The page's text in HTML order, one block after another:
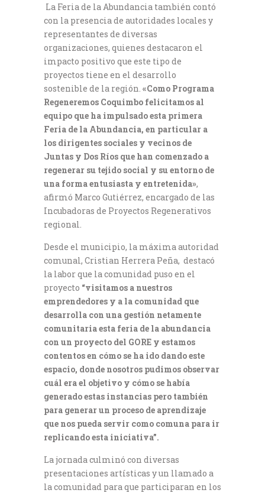
La Feria de la Abundancia también contó
con la presencia de autoridades locales y
representantes de diversas
organizaciones, quienes destacaron el
impacto positivo que este tipo de
proyectos tiene en el desarrollo
sostenible de la región. «Como Programa
Regeneremos Coquimbo felicitamos al
equipo que ha impulsado esta primera
Feria de la Abundancia, en particular a
los dirigentes sociales y vecinos de
Juntas y Dos Ríos que han comenzado a
regenerar su tejido social y su entorno de
una forma entusiasta y entretenida»,
afirmó Marco Gutiérrez, encargado de las
Incubadoras de Proyectos Regenerativos
regional.
Desde el municipio, la máxima autoridad
comunal, Cristian Herrera Peña, destacó
la labor que la comunidad puso en el
proyecto “visitamos a nuestros
emprendedores y a la comunidad que
desarrolla con una gestión netamente
comunitaria esta feria de la abundancia
con un proyecto del GORE y estamos
contentos en cómo se ha ido dando este
espacio, donde nosotros pudimos observar
cuál era el objetivo y cómo se había
generado estas instancias pero también
para generar un proceso de aprendizaje
que nos pueda servir como comuna para ir
replicando esta iniciativa”.
La jornada culminó con diversas
presentaciones artísticas y un llamado a
la comunidad para que participaran en los